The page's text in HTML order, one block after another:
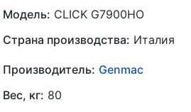
Модель: CLICK G7900HO
Страна производства: Италия
Производитель: Genmac
Вес, кг: 80